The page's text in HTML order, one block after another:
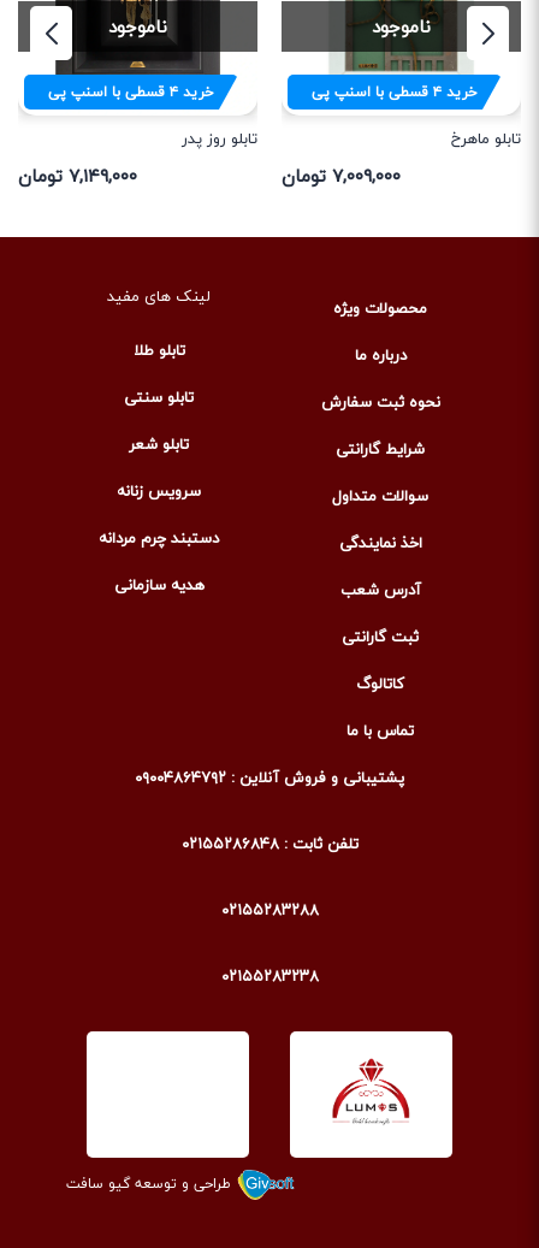
خرید۴قسطی با اسنپ پی
تابلو ماهرخ
۷,۰۰۹,۰۰۰ تومان
ناموجود
خرید۴قسطی با اسنپ پی
تابلو روز پدر
۷,۱۴۹,۰۰۰ تومان
ناموجود
محصولات ویژه
درباره ما
نحوه ثبت سفارش
شرایط گارانتی
سوالات متداول
اخذ نمایندگی
آدرس شعب
ثبت گارانتی
کاتالوگ
تماس با ما
لینک های مفید
تابلو طلا
تابلو سنتی
تابلو شعر
سرویس زنانه
دستبند چرم مردانه
هدیه سازمانی
پشتیبانی و فروش آنلاین : ۰۹۰۰۴۸۶۴۷۹۲
تلفن ثابت : ۰۲۱۵۵۲۸۶۸۴۸
۰۲۱۵۵۲۸۳۲۸۸
۰۲۱۵۵۲۸۳۲۳۸
طراحی و توسعه گیو سافت